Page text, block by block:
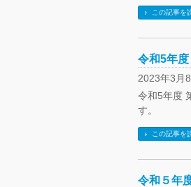
この記事を
令和5年
2023年3月
令和5年度
す。
この記事を
令和５年